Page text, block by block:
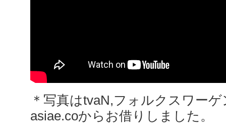
＊写真はtvaN,フォルクスワー
asiae.coからお借りしました。